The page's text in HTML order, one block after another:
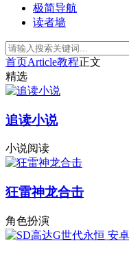
极简导航
读者墙
首页Article教程正文
精选
追读小说
小说阅读
狂雷神龙合击
角色扮演